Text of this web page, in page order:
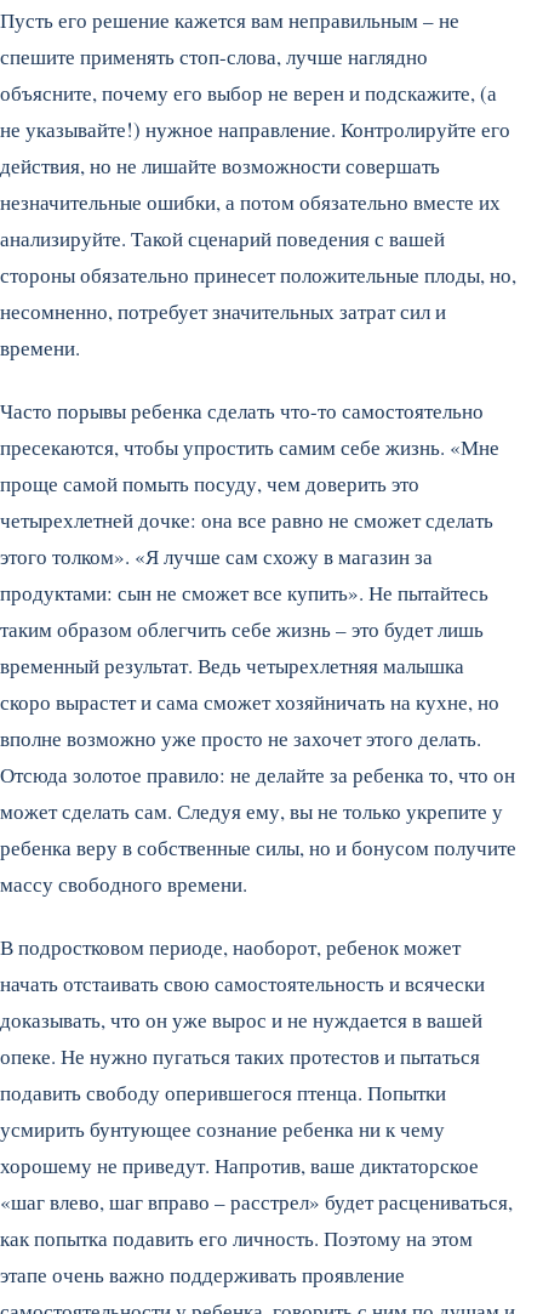
Пусть его решение кажется вам неправильным – не
спешите применять стоп-слова, лучше наглядно
объясните, почему его выбор не верен и подскажите, (а
не указывайте!) нужное направление. Контролируйте его
действия, но не лишайте возможности совершать
незначительные ошибки, а потом обязательно вместе их
анализируйте. Такой сценарий поведения с вашей
стороны обязательно принесет положительные плоды, но,
несомненно, потребует значительных затрат сил и
времени.
Часто порывы ребенка сделать что-то самостоятельно
пресекаются, чтобы упростить самим себе жизнь. «Мне
проще самой помыть посуду, чем доверить это
четырехлетней дочке: она все равно не сможет сделать
этого толком». «Я лучше сам схожу в магазин за
продуктами: сын не сможет все купить». Не пытайтесь
таким образом облегчить себе жизнь – это будет лишь
временный результат. Ведь четырехлетняя малышка
скоро вырастет и сама сможет хозяйничать на кухне, но
вполне возможно уже просто не захочет этого делать.
Отсюда золотое правило: не делайте за ребенка то, что он
может сделать сам. Следуя ему, вы не только укрепите у
ребенка веру в собственные силы, но и бонусом получите
массу свободного времени.
В подростковом периоде, наоборот, ребенок может
начать отстаивать свою самостоятельность и всячески
доказывать, что он уже вырос и не нуждается в вашей
опеке. Не нужно пугаться таких протестов и пытаться
подавить свободу оперившегося птенца. Попытки
усмирить бунтующее сознание ребенка ни к чему
хорошему не приведут. Напротив, ваше диктаторское
«шаг влево, шаг вправо – расстрел» будет расцениваться,
как попытка подавить его личность. Поэтому на этом
этапе очень важно поддерживать проявление